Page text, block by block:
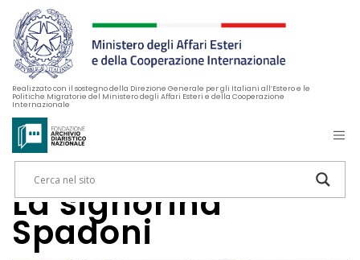
Realizzato con il sostegno della Direzione Generale per gli Italiani all’Estero e le
Politiche Migratorie del Ministero degli Affari Esteri e della Cooperazione
Internazionale
La signorina
Spadoni